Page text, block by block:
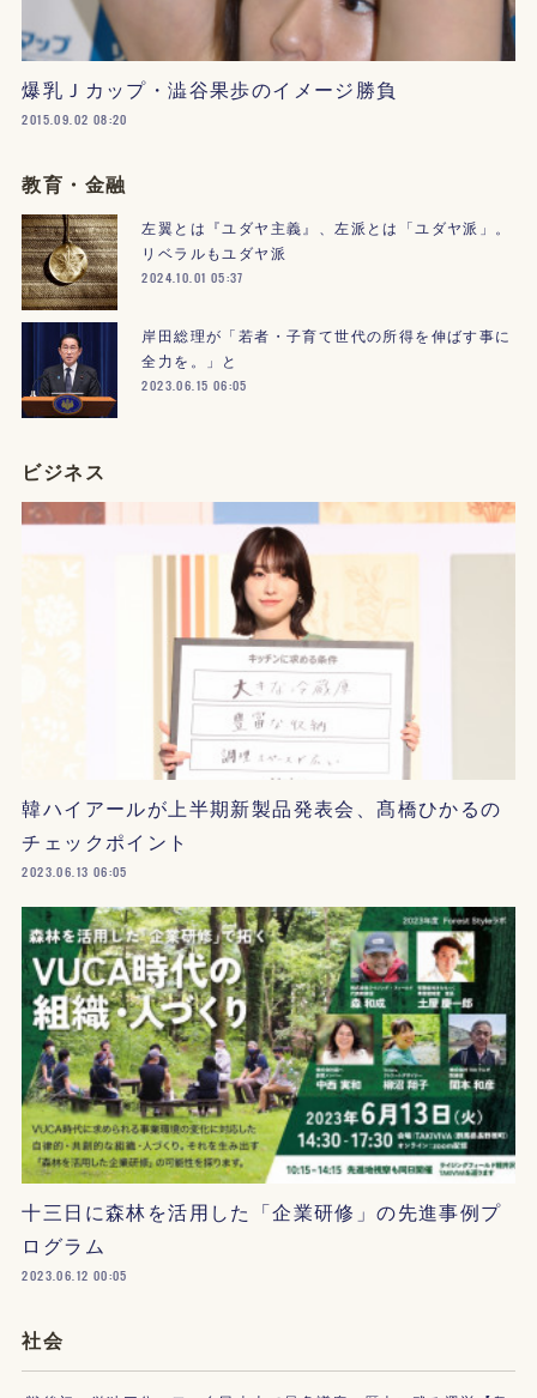
爆乳Ｊカップ・澁谷果歩のイメージ勝負
2015.09.02 08:20
教育・金融
左翼とは『ユダヤ主義』、左派とは「ユダヤ派」。
リベラルもユダヤ派
2024.10.01 05:37
岸田総理が「若者・子育て世代の所得を伸ばす事に
全力を。」と
2023.06.15 06:05
ビジネス
韓ハイアールが上半期新製品発表会、髙橋ひかるの
チェックポイント
2023.06.13 06:05
十三日に森林を活用した「企業研修」の先進事例プ
ログラム
2023.06.12 00:05
社会